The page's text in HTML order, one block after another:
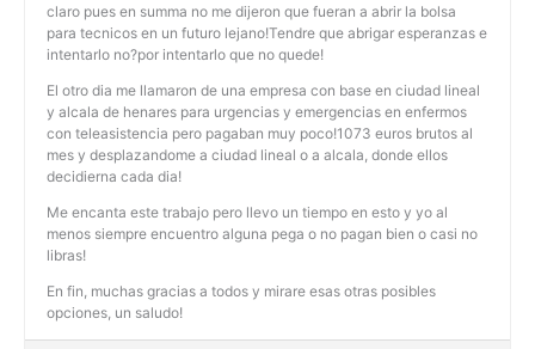
claro pues en summa no me dijeron que fueran a abrir la bolsa
para tecnicos en un futuro lejano!Tendre que abrigar esperanzas e
intentarlo no?por intentarlo que no quede!
El otro dia me llamaron de una empresa con base en ciudad lineal
y alcala de henares para urgencias y emergencias en enfermos
con teleasistencia pero pagaban muy poco!1073 euros brutos al
mes y desplazandome a ciudad lineal o a alcala, donde ellos
decidierna cada dia!
Me encanta este trabajo pero llevo un tiempo en esto y yo al
menos siempre encuentro alguna pega o no pagan bien o casi no
libras!
En fin, muchas gracias a todos y mirare esas otras posibles
opciones, un saludo!